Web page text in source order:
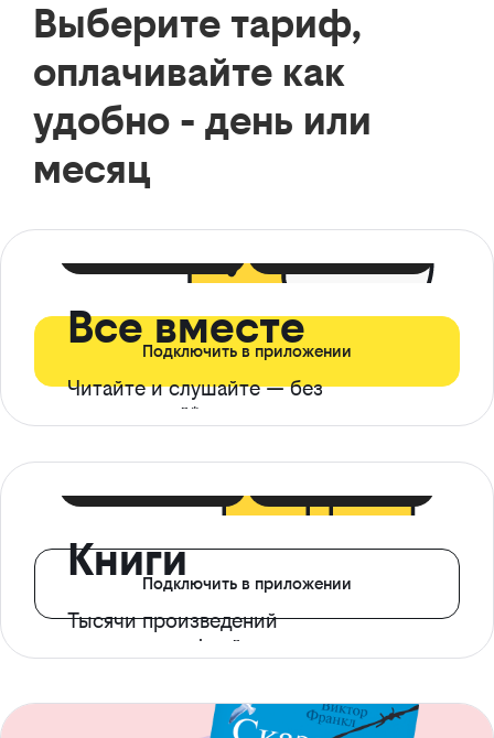
Выберите тариф,
оплачивайте как
удобно - день или
месяц
Все вместе
Читайте и слушайте — без
ограничений*
Подключить в приложении
Книги
Тысячи произведений
с доступом офлайн
Подключить в приложении